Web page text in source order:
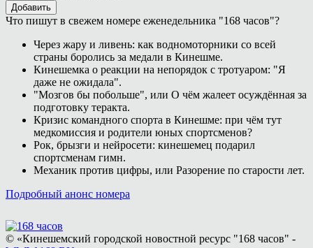
Добавить
Что пишут в свежем номере еженедельника "168 часов"?
Через жару и ливень: как водномоторники со всей
страны боролись за медали в Кинешме.
Кинешемка о реакции на непорядок с тротуаром: "Я
даже не ожидала".
"Мозгов бы побольше", или О чём жалеет осуждённая за
подготовку теракта.
Кризис командного спорта в Кинешме: при чём тут
медкомиссия и родители юных спортсменов?
Рок, брызги и нейросети: кинешемец подарил
спортсменам гимн.
Механик против цифры, или Разорение по старости лет.
Подробный анонс номера
© «Кинешемский городской новостной ресурс "168 часов" -